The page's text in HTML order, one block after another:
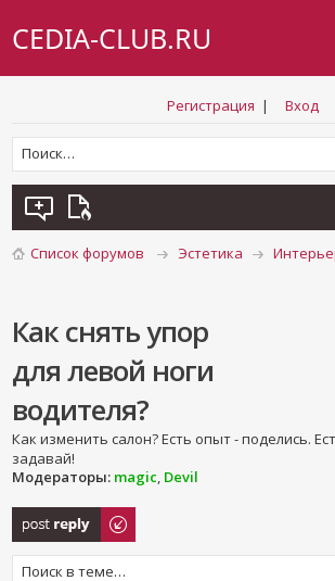
CEDIA-CLUB.RU
Регистрация | Вход
Список форумов Эстетика
Как снять упор
для левой ноги
водителя?
Как изменить салон? Есть опыт - поделись.
задавай!
Модераторы: magic, Devil
Ответить